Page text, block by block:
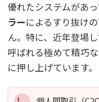
優れたシステムがあっ
ラーによるすり抜け
ん。特に、近年登場
呼ばれる極めて精巧
に押し上げています。